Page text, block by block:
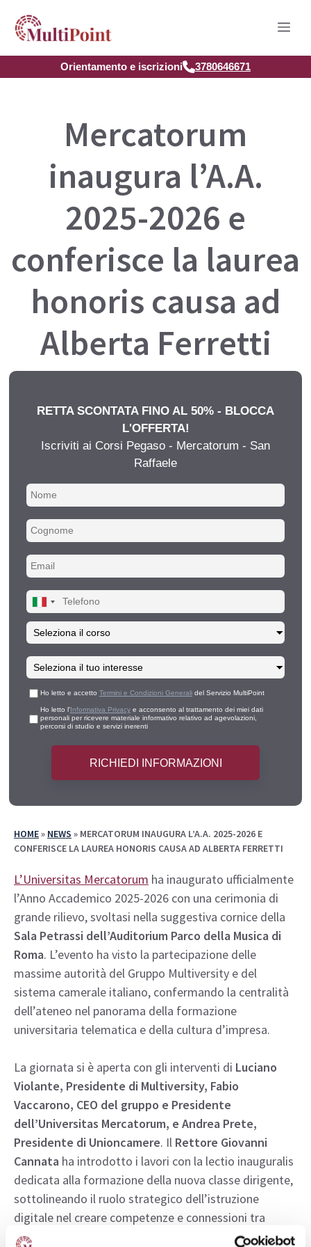
contenuto
Orientamento e iscrizioni 3780646671
Mercatorum
inaugura l’A.A.
2025-2026 e
conferisce la laurea
honoris causa ad
Alberta Ferretti
RETTA SCONTATA FINO AL 50% - BLOCCA
L'OFFERTA!
Iscriviti ai Corsi Pegaso - Mercatorum - San
Raffaele
Ho letto e accetto Termini e Condizioni Generalidel Servizio MultiPoint
Ho letto l'Informativa Privacye acconsento al trattamento dei miei dati
personali per ricevere materiale informativo relativo ad agevolazioni,
percorsi di studio e servizi inerenti
HOME» NEWS » MERCATORUM INAUGURA L’A.A. 2025-2026 E
CONFERISCE LA LAUREA HONORIS CAUSA AD ALBERTA FERRETTI
L’Universitas Mercatorum ha inaugurato ufficialmente
l’Anno Accademico 2025-2026 con una cerimonia di
grande rilievo, svoltasi nella suggestiva cornice della
Sala Petrassi dell’Auditorium Parco della Musica di
Roma. L’evento ha visto la partecipazione delle
massime autorità del Gruppo Multiversity e del
sistema camerale italiano, confermando la centralità
dell’ateneo nel panorama della formazione
universitaria telematica e della cultura d’impresa.
La giornata si è aperta con gli interventi di Luciano
Violante, Presidente di Multiversity, Fabio
Vaccarono, CEO del gruppo e Presidente
dell’Universitas Mercatorum, e Andrea Prete,
Presidente di Unioncamere. Il Rettore Giovanni
Cannata ha introdotto i lavori con la lectio inauguralis
dedicata alla formazione della nuova classe dirigente,
sottolineando il ruolo strategico dell’istruzione
digitale nel creare competenze e connessioni tra
accademia e mondo produttivo.